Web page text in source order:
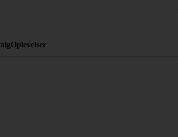
Oplevelser